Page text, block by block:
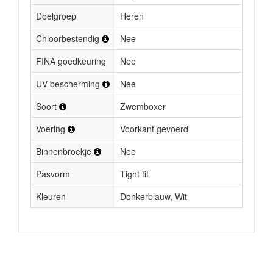
Doelgroep
Heren
Chloorbestendig
Nee
FINA goedkeuring
Nee
UV-bescherming
Nee
Soort
Zwemboxer
Voering
Voorkant gevoerd
Binnenbroekje
Nee
Pasvorm
Tight fit
Kleuren
Donkerblauw, Wit